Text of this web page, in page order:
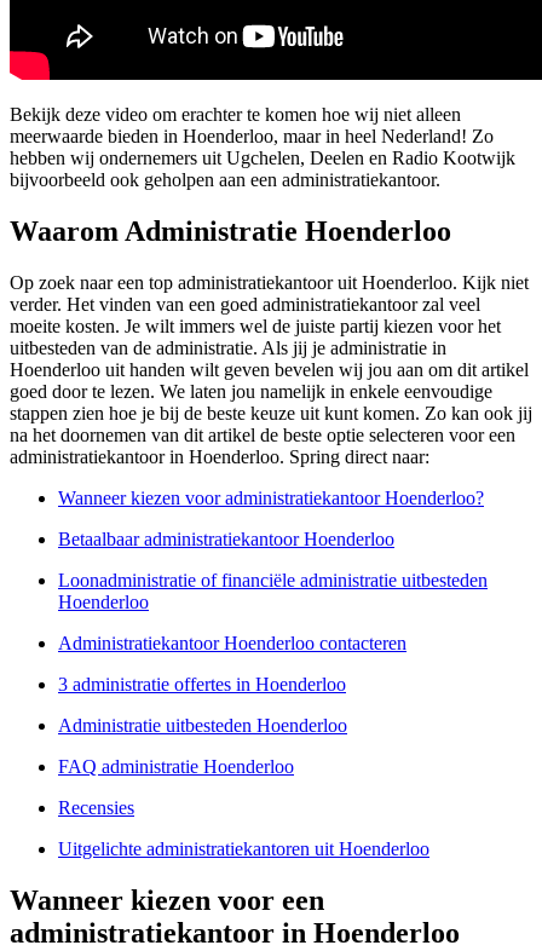
Bekijk deze video om erachter te komen hoe wij niet alleen
meerwaarde bieden in Hoenderloo, maar in heel Nederland! Zo
hebben wij ondernemers uit Ugchelen, Deelen en Radio Kootwijk
bijvoorbeeld ook geholpen aan een administratiekantoor.
Waarom Administratie Hoenderloo
Op zoek naar een top administratiekantoor uit Hoenderloo. Kijk niet
verder. Het vinden van een goed administratiekantoor zal veel
moeite kosten. Je wilt immers wel de juiste partij kiezen voor het
uitbesteden van de administratie. Als jij je administratie in
Hoenderloo uit handen wilt geven bevelen wij jou aan om dit artikel
goed door te lezen. We laten jou namelijk in enkele eenvoudige
stappen zien hoe je bij de beste keuze uit kunt komen. Zo kan ook jij
na het doornemen van dit artikel de beste optie selecteren voor een
administratiekantoor in Hoenderloo. Spring direct naar:
Wanneer kiezen voor administratiekantoor Hoenderloo?
Betaalbaar administratiekantoor Hoenderloo
Loonadministratie of financiële administratie uitbesteden
Hoenderloo
Administratiekantoor Hoenderloo contacteren
3 administratie offertes in Hoenderloo
Administratie uitbesteden Hoenderloo
FAQ administratie Hoenderloo
Recensies
Uitgelichte administratiekantoren uit Hoenderloo
Wanneer kiezen voor een
administratiekantoor in Hoenderloo